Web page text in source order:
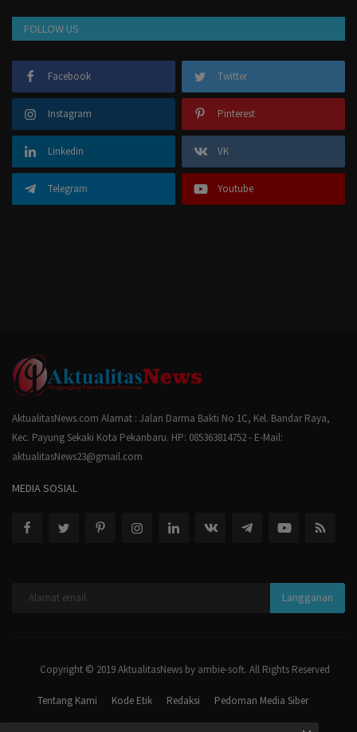
FOLLOW US
Facebook Twitter
Instagram Pinterest
Linkedin VK
Telegram Youtube
AktualitasNews.com Alamat : Jalan Darma Bakti No 1C, Kel. Bandar Raya,
Kec. Payung Sekaki Kota Pekanbaru. HP: 085363814752 - E-Mail:
aktualitasNews23@gmail.com
MEDIA SOSIAL
Langganan
Copyright © 2019 AktualitasNews by ambie-soft. All Rights Reserved
Tentang Kami Kode Etik Redaksi Pedoman Media Siber